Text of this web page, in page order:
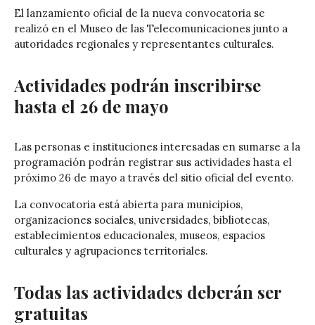
El lanzamiento oficial de la nueva convocatoria se
realizó en el Museo de las Telecomunicaciones junto a
autoridades regionales y representantes culturales.
Actividades podrán inscribirse
hasta el 26 de mayo
Las personas e instituciones interesadas en sumarse a la
programación podrán registrar sus actividades hasta el
próximo 26 de mayo a través del sitio oficial del evento.
La convocatoria está abierta para municipios,
organizaciones sociales, universidades, bibliotecas,
establecimientos educacionales, museos, espacios
culturales y agrupaciones territoriales.
Todas las actividades deberán ser
gratuitas